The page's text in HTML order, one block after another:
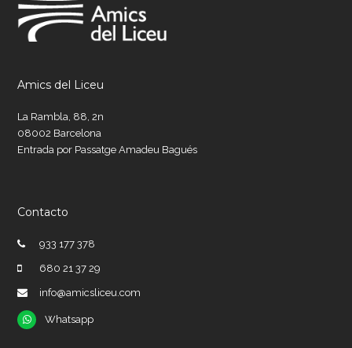
Amics del Liceu
La Rambla, 88, 2n
08002 Barcelona
Entrada por Passatge Amadeu Bagués
Contacto
933 177 378
680 21 37 29
info@amicsliceu.com
Whatsapp
Whatsapp